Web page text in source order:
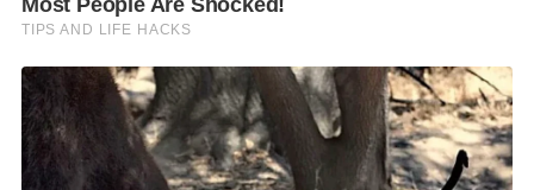
11.ทัณฑสถานหญิงธนบุรี
“เมื่อปิดการเยี่ยมญาติให้ผู้บัญชาการทุกท่าน ใช้การ
สื่อสารทางไกล ผ่านแอปพลิเคชันไลน์สื่อสารกันแทนและ
เพิ่มรอบการเยี่ยม วางแผนให้ดี รวมถึงการใช้เทคโนโลยี
อื่นๆ ตามสิทธิที่ผู้ต้องขังทุกคนควรจะได้ เช่น การพบศาล